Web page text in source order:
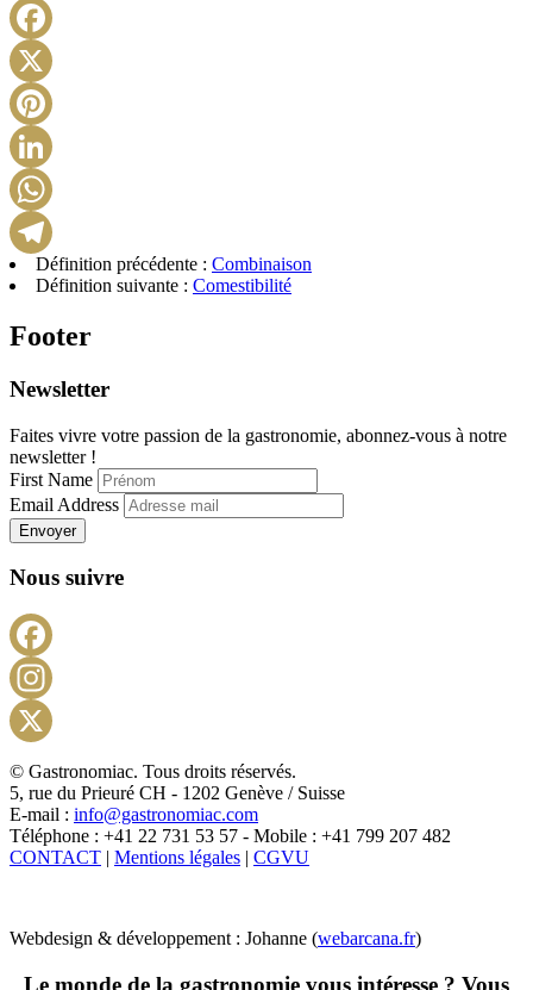
Telegram
Définition précédente : Combinaison
Définition suivante : Comestibilité
Footer
Newsletter
Faites vivre votre passion de la gastronomie, abonnez-vous à notre
newsletter !
First Name
Email Address
Envoyer
Nous suivre
X
© Gastronomiac. Tous droits réservés.
5, rue du Prieuré CH - 1202 Genève / Suisse
E-mail : info@gastronomiac.com
Téléphone : +41 22 731 53 57 - Mobile : +41 799 207 482
CONTACT | Mentions légales | CGVU
Webdesign & développement : Johanne (webarcana.fr)
Le monde de la gastronomie vous intéresse ? Vous